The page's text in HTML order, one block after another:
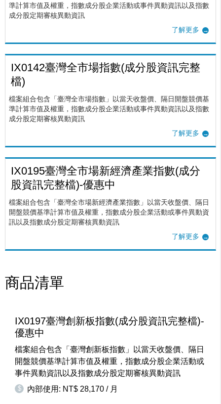
準計算市值及權重，指數成分股企業活動或事件異動資訊以及指數
成分股定期審核異動資訊
了解更多
IX0142臺灣全市場指數(成分股資訊完整
檔)
檔案組合包含「臺灣全市場指數」以當天收盤價、隔日開盤競價基
準計算市值及權重，指數成分股企業活動或事件異動資訊以及指數
成分股定期審核異動資訊
了解更多
IX0195臺灣全市場新經濟產業指數(成分
股資訊完整檔)-優惠中
檔案組合包含「臺灣全市場新經濟產業指數」以當天收盤價、隔日
開盤競價基準計算市值及權重，指數成分股企業活動或事件異動資
訊以及指數成分股定期審核異動資訊
了解更多
商品清單
IX0197臺灣創新板指數(成分股資訊完整檔)-
優惠中
檔案組合包含「臺灣創新板指數」以當天收盤價、隔日
開盤競價基準計算市值及權重，指數成分股企業活動或
事件異動資訊以及指數成分股定期審核異動資訊
$ 內部使用: NT$ 28,170 / 月